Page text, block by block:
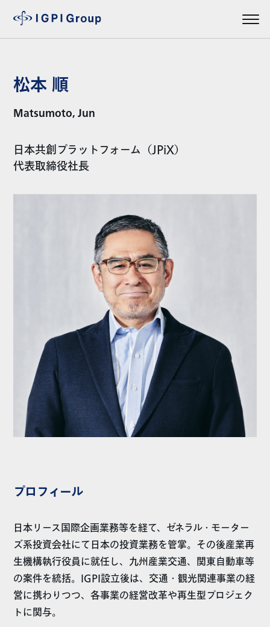
松本 順
Matsumoto, Jun
日本共創プラットフォーム（JPiX）
代表取締役社長
プロフィール
日本リース国際企画業務等を経て、ゼネラル・モーター
ズ系投資会社にて日本の投資業務を管掌。その後産業再
生機構執行役員に就任し、九州産業交通、関東自動車等
の案件を統括。IGPI設立後は、交通・観光関連事業の経
営に携わりつつ、各事業の経営改革や再生型プロジェク
トに関与。